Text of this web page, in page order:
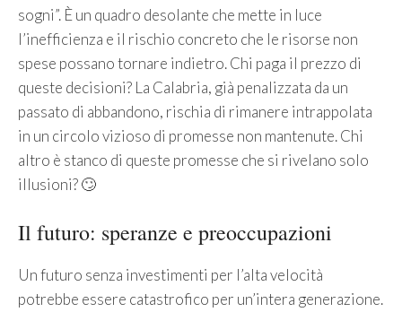
sogni”. È un quadro desolante che mette in luce
l’inefficienza e il rischio concreto che le risorse non
spese possano tornare indietro. Chi paga il prezzo di
queste decisioni? La Calabria, già penalizzata da un
passato di abbandono, rischia di rimanere intrappolata
in un circolo vizioso di promesse non mantenute. Chi
altro è stanco di queste promesse che si rivelano solo
illusioni? 🙄
Il futuro: speranze e preoccupazioni
Un futuro senza investimenti per l’alta velocità
potrebbe essere catastrofico per un’intera generazione.